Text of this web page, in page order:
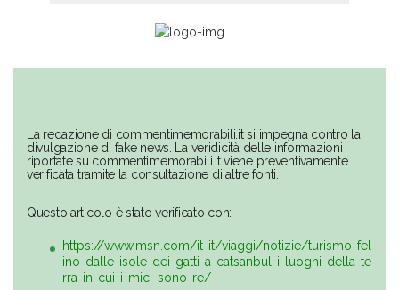
La redazione di commentimemorabili.it si impegna contro la
divulgazione di fake news. La veridicità delle informazioni
riportate su commentimemorabili.it viene preventivamente
verificata tramite la consultazione di altre fonti.
Questo articolo è stato verificato con:
https://www.msn.com/it-it/viaggi/notizie/turismo-fel
ino-dalle-isole-dei-gatti-a-catsanbul-i-luoghi-della-te
rra-in-cui-i-mici-sono-re/